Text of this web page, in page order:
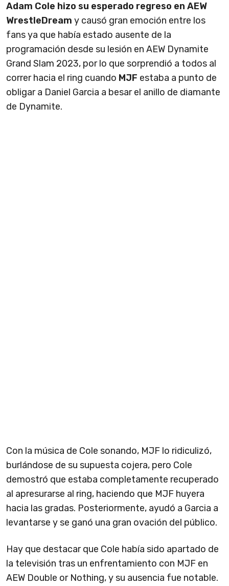
Adam Cole hizo su esperado regreso en AEW
WrestleDream y causó gran emoción entre los
fans ya que había estado ausente de la
programación desde su lesión en AEW Dynamite
Grand Slam 2023, por lo que sorprendió a todos al
correr hacia el ring cuando MJF estaba a punto de
obligar a Daniel Garcia a besar el anillo de diamante
de Dynamite.
Con la música de Cole sonando, MJF lo ridiculizó,
burlándose de su supuesta cojera, pero Cole
demostró que estaba completamente recuperado
al apresurarse al ring, haciendo que MJF huyera
hacia las gradas. Posteriormente, ayudó a Garcia a
levantarse y se ganó una gran ovación del público.
Hay que destacar que Cole había sido apartado de
la televisión tras un enfrentamiento con MJF en
AEW Double or Nothing, y su ausencia fue notable.